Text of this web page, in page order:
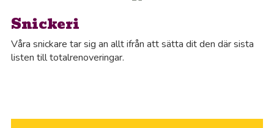
Snickeri
Våra snickare tar sig an allt ifrån att sätta dit den där sista
listen till totalrenoveringar.